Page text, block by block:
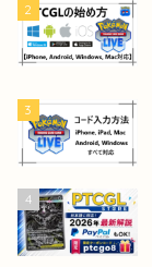
2
3
4